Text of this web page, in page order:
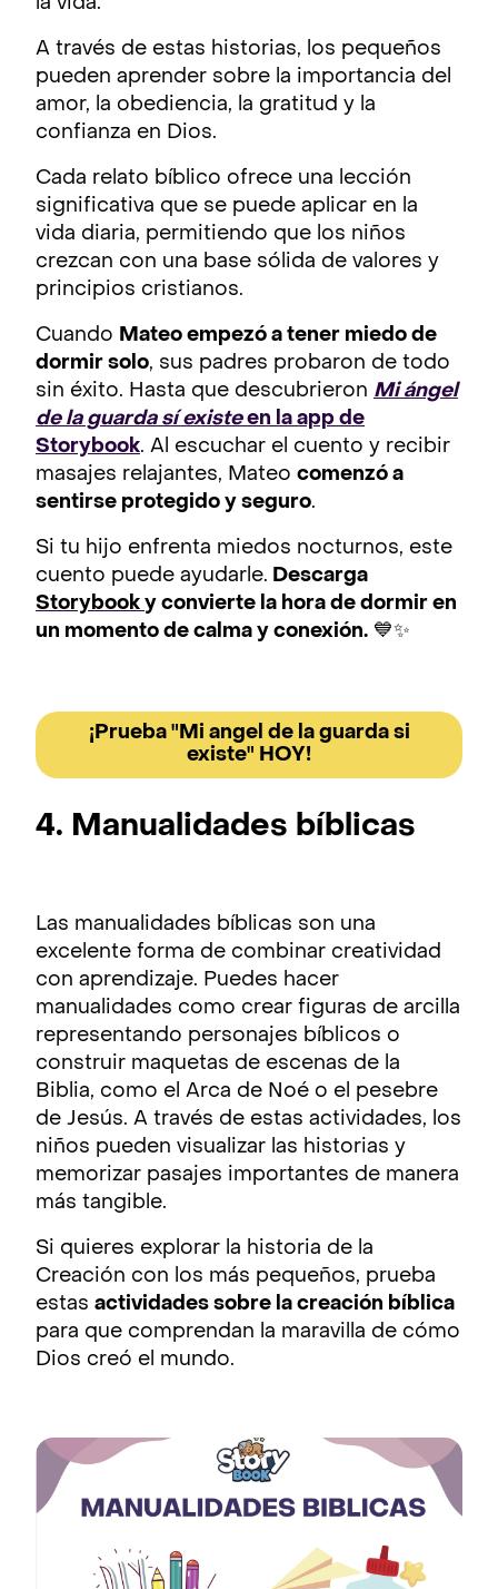
la vida.
A través de estas historias, los pequeños
pueden aprender sobre la importancia del
amor, la obediencia, la gratitud y la
confianza en Dios.
Cada relato bíblico ofrece una lección
significativa que se puede aplicar en la
vida diaria, permitiendo que los niños
crezcan con una base sólida de valores y
principios cristianos.
Cuando Mateo empezó a tener miedo de
dormir solo, sus padres probaron de todo
sin éxito. Hasta que descubrieron Mi ángel
de la guarda sí existeen la app de
Storybook. Al escuchar el cuento y recibir
masajes relajantes, Mateo comenzó a
sentirse protegido y seguro.
Si tu hijo enfrenta miedos nocturnos, este
cuento puede ayudarle. Descarga
Storybook y convierte la hora de dormir en
un momento de calma y conexión. 💙✨
¡Prueba "Mi angel de la guarda si
existe" HOY!
4. Manualidades bíblicas
Las manualidades bíblicas son una
excelente forma de combinar creatividad
con aprendizaje. Puedes hacer
manualidades como crear figuras de arcilla
representando personajes bíblicos o
construir maquetas de escenas de la
Biblia, como el Arca de Noé o el pesebre
de Jesús. A través de estas actividades, los
niños pueden visualizar las historias y
memorizar pasajes importantes de manera
más tangible.
Si quieres explorar la historia de la
Creación con los más pequeños, prueba
estas actividades sobre la creación bíblica
para que comprendan la maravilla de cómo
Dios creó el mundo.